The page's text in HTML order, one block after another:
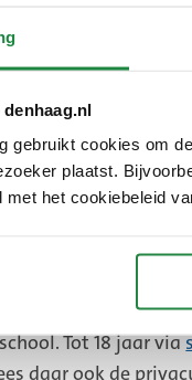
gebruikt cookies om
plaatst.
het cookiebeleid
Oekraïense
Tot 18 jaar via
daar ook de